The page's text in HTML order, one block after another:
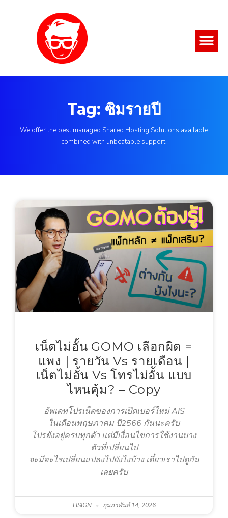
Tag: ซิมรายปี
We offer the best managed Shared Hosting Solutions available
combined with unbeatable support.
เน็ตไม่อั้น GOMO เลือกผิด =
แพง | รายวัน Vs รายเดือน |
เน็ตไม่อั้น Vs โทรไม่อั้น แบบ
ไหนคุ้ม? – Copy
อัพเดทโปรเน็ตของการเปิดเบอร์ใหม่ AIS
ในเดือนพฤษภาคม ปี2566 กันนะครับ
โปรยังอยู่ครบทุกตัว แต่มีเงื่อนไขการใช้งานบาง
ตัวที่เปลี่ยนไป
จะมีอะไรเปลี่ยนแปลงไปยังไงบ้าง เดี๋ยวเราไปดูกัน
เลยครับ
HSIGN กุมภาพันธ์ 14, 2026